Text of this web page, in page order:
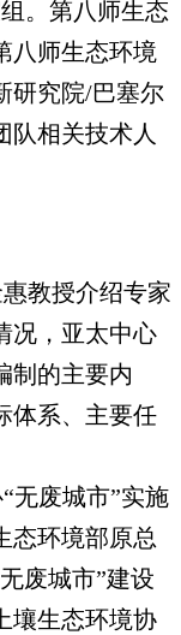
。第八师生态
八师生态环境
研究院/巴塞尔
队相关技术人
教授介绍专家
况，亚太中心
制的主要内
体系、主要任
无废城市”实施
态环境部原总
废城市”建设
壤生态环境协